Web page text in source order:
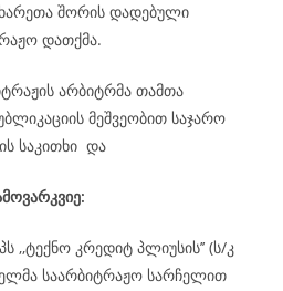
შორის დადებული
დათქმა.
არბიტრმა თამთა
მეშვეობით საჯარო
საკითხი და
,,ტექნო კრედიტ პლიუსის’’ (ს/კ
საარბიტრაჟო სარჩელით